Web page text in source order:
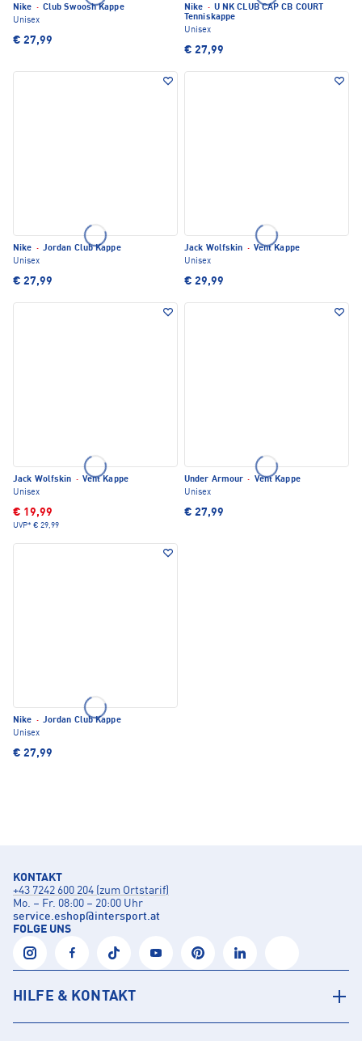
Nike · Club Swoosh Kappe
Unisex
€ 27,99
Nike · U NK CLUB CAP CB COURT
Tenniskappe
Unisex
€ 27,99
Nike · Jordan Club Kappe
Unisex
€ 27,99
Jack Wolfskin · Vent Kappe
Unisex
€ 29,99
Jack Wolfskin · Vent Kappe
Unisex
€ 19,99
UVP* € 29,99
Under Armour · Vent Kappe
Unisex
€ 27,99
Nike · Jordan Club Kappe
Unisex
€ 27,99
KONTAKT
+43 7242 600 204 (zum Ortstarif)
Mo. – Fr. 08:00 – 20:00 Uhr
service.eshop@intersport.at
FOLGE UNS
HILFE & KONTAKT